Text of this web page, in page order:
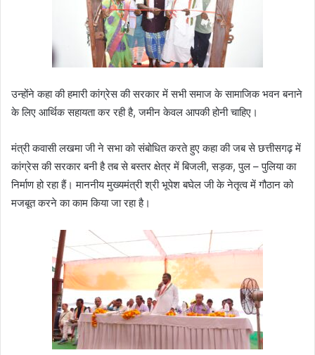
उन्होंने कहा की हमारी कांग्रेस की सरकार में सभी समाज के सामाजिक भवन बनाने
के लिए आर्थिक सहायता कर रही है, जमीन केवल आपकी होनी चाहिए।
मंत्री कवासी लखमा जी ने सभा को संबोधित करते हुए कहा की जब से छत्तीसगढ़ में
कांग्रेस की सरकार बनी है तब से बस्तर क्षेत्र में बिजली, सड़क, पुल – पुलिया का
निर्माण हो रहा हैं। माननीय मुख्यमंत्री श्री भूपेश बघेल जी के नेतृत्व में गौठान को
मजबूत करने का काम किया जा रहा है।